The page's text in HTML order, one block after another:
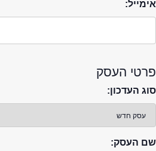
אימייל:
פרטי העסק
סוג העדכון:
שם העסק: